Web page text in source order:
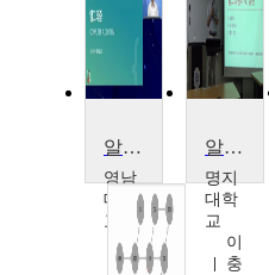
알고리즘
영남
대학
교
박
우
알고리즘
명지
대학
교
이
충